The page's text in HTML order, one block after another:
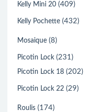
Kelly Mini 20 (409)
Kelly Pochette (432)
Mosaique (8)
Picotin Lock (231)
Picotin Lock 18 (202)
Picotin Lock 22 (29)
Roulis (174)